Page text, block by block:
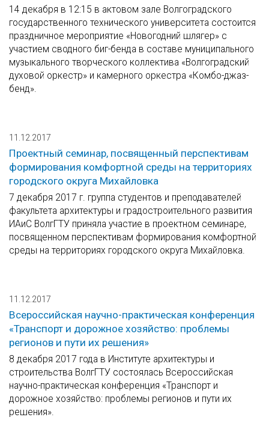
14 декабря в 12:15 в актовом зале Волгоградского
государственного технического университета состоится
праздничное мероприятие «Новогодний шлягер» с
участием сводного биг-бенда в составе муниципального
музыкального творческого коллектива «Волгоградский
духовой оркестр» и камерного оркестра «Комбо-джаз-
бенд».
11.12.2017
Проектный семинар, посвященный перспективам
формирования комфортной среды на территориях
городского округа Михайловка
7 декабря 2017 г. группа студентов и преподавателей
факультета архитектуры и градостроительного развития
ИАиС ВолгГТУ приняла участие в проектном семинаре,
посвященном перспективам формирования комфортной
среды на территориях городского округа Михайловка.
11.12.2017
Всероссийская научно-практическая конференция
«Транспорт и дорожное хозяйство: проблемы
регионов и пути их решения»
8 декабря 2017 года в Институте архитектуры и
строительства ВолгГТУ состоялась Всероссийская
научно-практическая конференция «Транспорт и
дорожное хозяйство: проблемы регионов и пути их
решения».